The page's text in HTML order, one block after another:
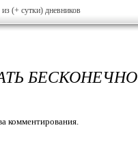
из (+ сутки) дневников
БЕСКОНЕЧНО
комментирования.